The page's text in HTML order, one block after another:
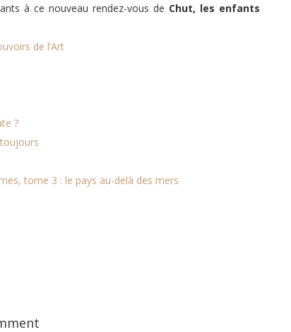
à ce nouveau rendez-vous de Chut, les enfants
de l’Art
?
toujours
tome 3 : le pays au-delà des mers